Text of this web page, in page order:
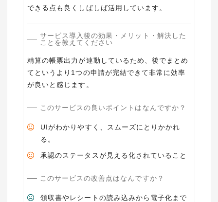
サービス導入後の効果・メリット・解決した
ことを教えてください
精算の帳票出力が連動しているため、後でまとめ
てというより1つの申請が完結できて非常に効率
が良いと感じます。
このサービスの良いポイントはなんですか？
UIがわかりやすく、スムーズにとりかかれ
る。
承認のステータスが見える化されていること
このサービスの改善点はなんですか？
領収書やレシートの読み込みから電子化まで